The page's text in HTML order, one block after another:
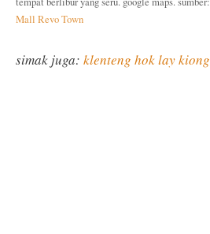
Mall Revo Town
simak juga: klenteng hok lay kiong